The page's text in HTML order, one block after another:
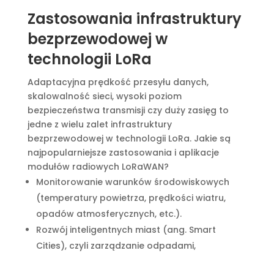
Zastosowania infrastruktury
bezprzewodowej w
technologii LoRa
Adaptacyjna prędkość przesyłu danych,
skalowalność sieci, wysoki poziom
bezpieczeństwa transmisji czy duży zasięg to
jedne z wielu zalet infrastruktury
bezprzewodowej w technologii LoRa. Jakie są
najpopularniejsze zastosowania i aplikacje
modułów radiowych LoRaWAN?
Monitorowanie warunków środowiskowych
(temperatury powietrza, prędkości wiatru,
opadów atmosferycznych, etc.).
Rozwój inteligentnych miast (ang. Smart
Cities), czyli zarządzanie odpadami,